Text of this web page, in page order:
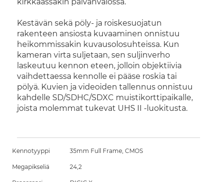
Kestävän sekä pöly- ja roiskesuojatun
rakenteen ansiosta kuvaaminen onnistuu
heikommissakin kuvausolosuhteissa. Kun
kameran virta suljetaan, sen suljinverho
laskeutuu kennon eteen, jolloin objektiivia
vaihdettaessa kennolle ei pääse roskia tai
pölyä. Kuvien ja videoiden tallennus onnistuu
kahdelle SD/SDHC/SDXC muistikorttipaikalle,
joista molemmat tukevat UHS II -luokitusta.
Kennotyyppi 35mm Full Frame, CMOS
Megapikseliä 24,2